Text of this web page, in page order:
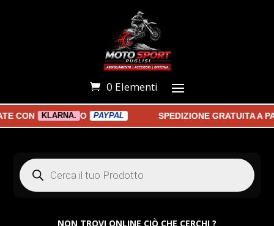
0 Elementi
KLARNA. O PAYPAL SPEDIZIONE GRATUITA A
Products
search
NON TROVI ONLINE CIÒ CHE CERCHI ?